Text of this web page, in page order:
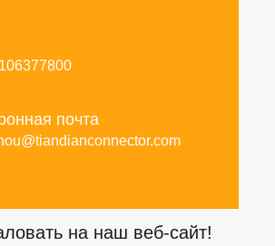
почта
на наш веб-сайт!